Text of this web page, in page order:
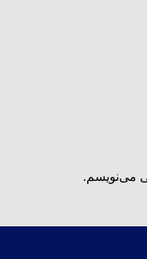
می‌نویسم.